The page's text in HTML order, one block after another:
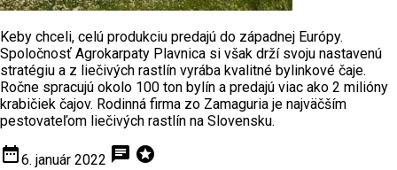
Keby chceli, celú produkciu predajú do západnej Európy.
Spoločnosť Agrokarpaty Plavnica si však drží svoju nastavenú
stratégiu a z liečivých rastlín vyrába kvalitné bylinkové čaje.
Ročne spracujú okolo 100 ton bylín a predajú viac ako 2 milióny
krabičiek čajov. Rodinná firma zo Zamaguria je najväčším
pestovateľom liečivých rastlín na Slovensku.
date_range6. január 2022 chat stars